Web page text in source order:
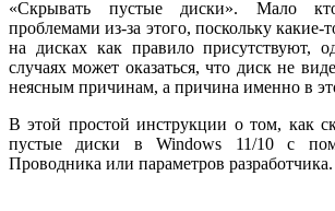
«Скрывать пустые диски». Мало
проблемами из-за этого, поскольку
на дисках как правило присутствуют,
случаях может оказаться, что диск не
неясным причинам, а причина именно в
В этой простой инструкции о том, как
пустые диски в Windows 11/10 с
Проводника или параметров разработчика.